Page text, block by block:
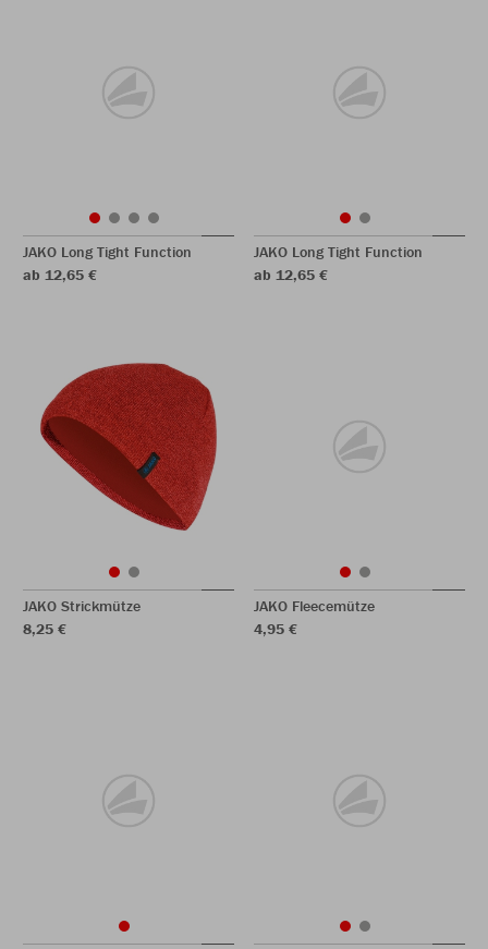
JAKO Long Tight Function
ab 12,65 €
JAKO Long Tight Function
ab 12,65 €
JAKO Strickmütze
8,25 €
JAKO Fleecemütze
4,95 €